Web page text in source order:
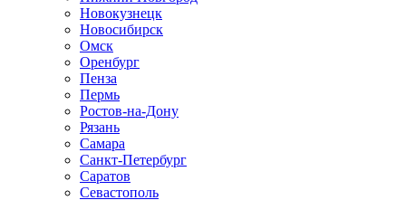
Новокузнецк
Новосибирск
Омск
Оренбург
Пенза
Пермь
Ростов-на-Дону
Рязань
Самара
Санкт-Петербург
Саратов
Севастополь